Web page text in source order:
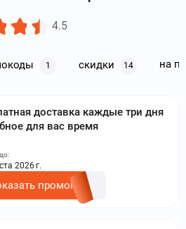
4.5
1 скидки 14 на
доставка каждые три дня
для вас время
2026 г.
промокод